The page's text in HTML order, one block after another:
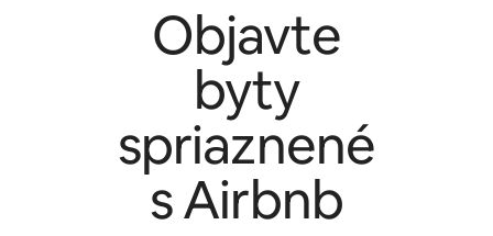
Objavte
byty
spriaznené
s Airbnb